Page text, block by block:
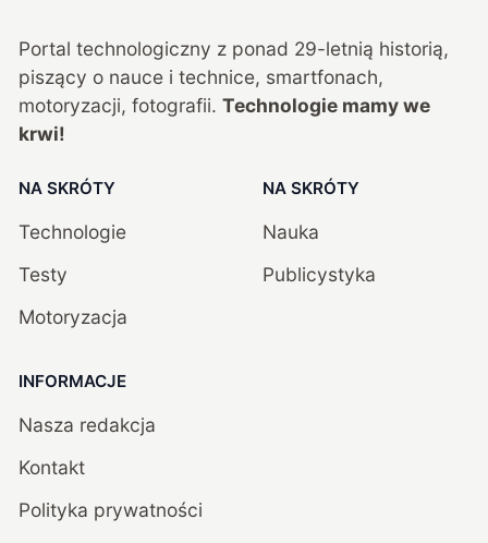
Portal technologiczny z ponad 29-letnią historią,
piszący o nauce i technice, smartfonach,
motoryzacji, fotografii. Technologie mamy we
krwi!
NA SKRÓTY
Technologie
Testy
Motoryzacja
NA SKRÓTY
Nauka
Publicystyka
INFORMACJE
Nasza redakcja
Kontakt
Polityka prywatności